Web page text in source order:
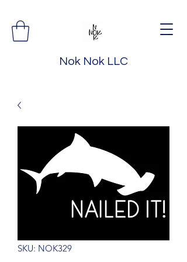
Nok Nok LLC
SKU: NOK329